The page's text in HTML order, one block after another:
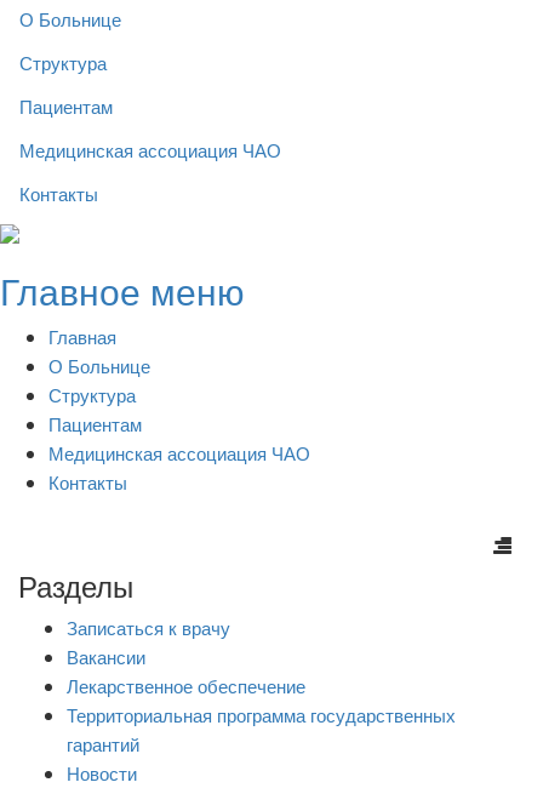
О Больнице
Структура
Пациентам
Медицинская ассоциация ЧАО
Контакты
Skip
content
Главное меню
Главная
О Больнице
Структура
Пациентам
Медицинская ассоциация ЧАО
Контакты
Разделы
Записаться к врачу
Вакансии
Лекарственное обеспечение
Территориальная программа государственных
гарантий
Новости